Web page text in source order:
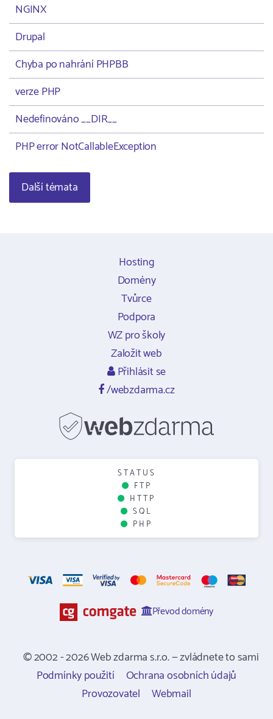
NGINX
Drupal
Chyba po nahrání PHPBB
verze PHP
Nedefinováno __DIR__
PHP error NotCallableException
Další témata
Hosting
Domény
Tvůrce
Podpora
WZ pro školy
Založit web
Přihlásit se
/webzdarma.cz
STATUS
FTP
HTTP
SQL
PHP
Převod domény
© 2002 - 2026 Web zdarma s.r.o. — zvládnete to sami
Podmínky použití
Ochrana osobních údajů
Provozovatel
Webmail